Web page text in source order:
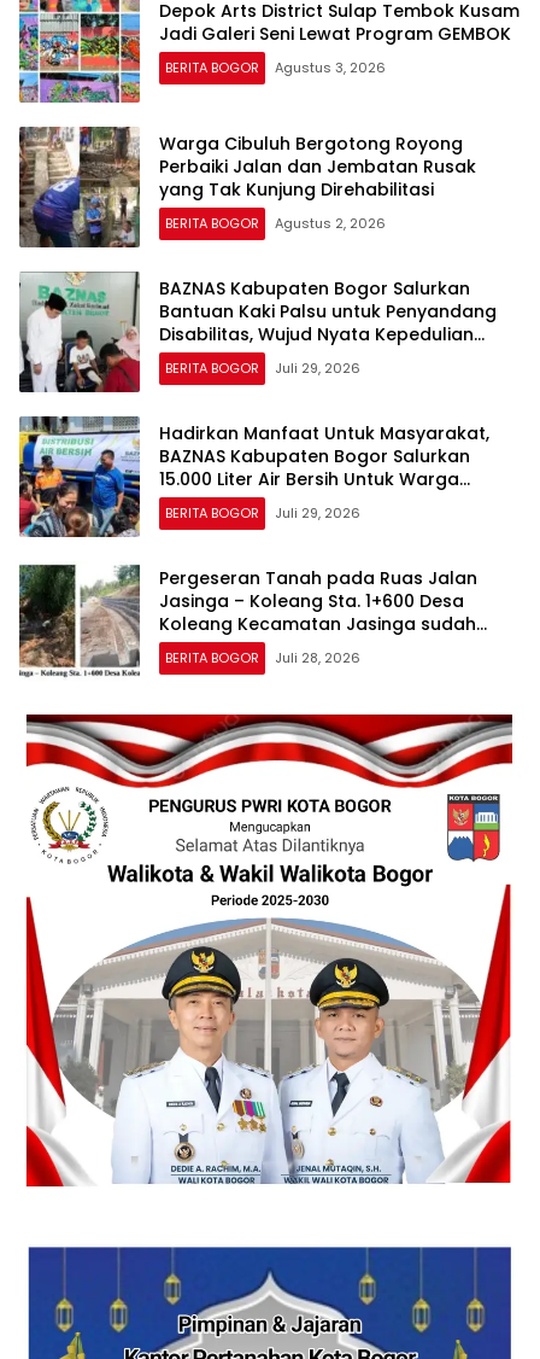
Depok Arts District Sulap Tembok Kusam
Jadi Galeri Seni Lewat Program GEMBOK
BERITA BOGOR Agustus 3, 2026
Warga Cibuluh Bergotong Royong
Perbaiki Jalan dan Jembatan Rusak
yang Tak Kunjung Direhabilitasi
BERITA BOGOR Agustus 2, 2026
BAZNAS Kabupaten Bogor Salurkan
Bantuan Kaki Palsu untuk Penyandang
Disabilitas, Wujud Nyata Kepedulian
dalam Program “Bogor Peduli”
BERITA BOGOR Juli 29, 2026
Hadirkan Manfaat Untuk Masyarakat,
BAZNAS Kabupaten Bogor Salurkan
15.000 Liter Air Bersih Untuk Warga
Terdampak Kekeringan
BERITA BOGOR Juli 29, 2026
Pergeseran Tanah pada Ruas Jalan
Jasinga – Koleang Sta. 1+600 Desa
Koleang Kecamatan Jasinga sudah
Tertangani oleh UPTD IJJ Kelas A
Wilayah VII
BERITA BOGOR Juli 28, 2026